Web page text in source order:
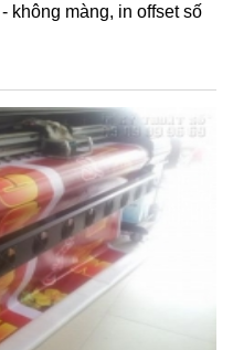
không màng, in offset số